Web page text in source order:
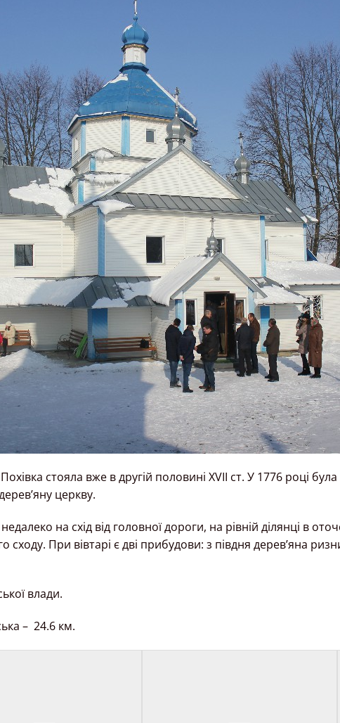
стояла вже в другій половині XVII ст. У 1776 році
церкву.
на схід від головної дороги, на рівній ділянці в
сходу. При вівтарі є дві прибудови: з півдня дерев’яна
влади.
– 24.6 км.